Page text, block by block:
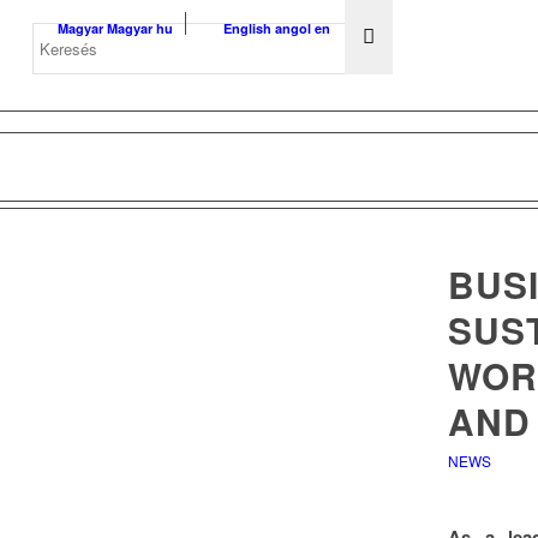
Magyar Magyar hu English angol en
NEWS